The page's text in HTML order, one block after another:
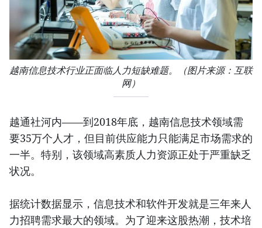
越南信息技术行业正面临人力短缺难题。（图片来源：互联
网）
越通社河内——到2018年底，越南信息技术领域需
要35万个人才，但目前供应能力只能满足市场需求的
一半。特别，该领域高素质人力资源正处于严重缺乏
状况。
据统计数据显示，信息技术和软件开发就是三年来人
力招聘需求最大的领域。为了迎来这股热潮，技术培